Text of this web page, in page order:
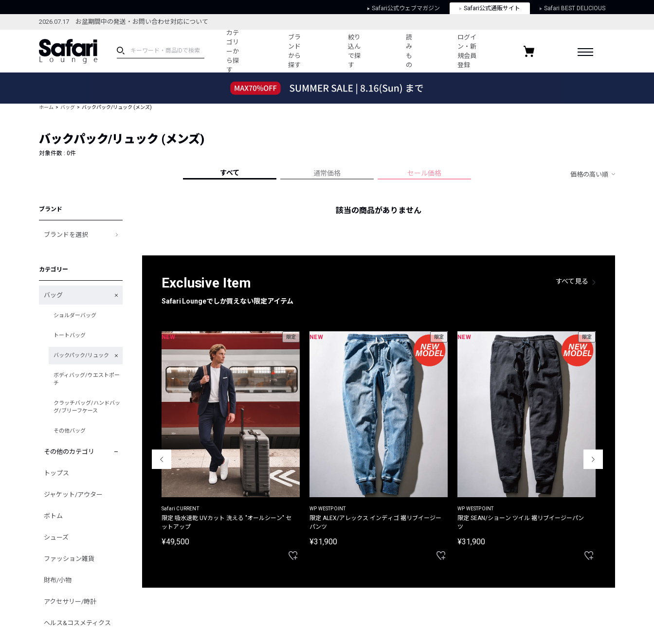
Safari公式ウェブマガジン Safari公式通販サイト Safari BEST DELICIOUS
2026.07.17 お盆期間中の発送・お問い合わせ対応について
カテ
ゴリ
ーか
ら探
す
ブラ
ンド
から
探す
絞り
込ん
で探
す
読
み
も
の
ログイ
ン・新
規会員
登録
ブランドから探す
新着アイテム
編集部のおすすめアイテム
コーディネート
すべての記事
人気記事ランキング
フォーカスブランド
プライバシーポリシー
お気に入りブランド
ホーム バッグ バックパック/リュック (メンズ)
バックパック/リュック (メンズ)
対象件数 : 0件
すべて 通常価格 セール価格 価格の高い順
ブランド
ブランドを選択
カテゴリー
バッグ
ショルダーバッグ
トートバッグ
バックパック/リュック
ボディバッグ/ウエストポー
チ
クラッチバッグ/ハンドバッ
グ/ブリーフケース
その他バッグ
その他のカテゴリ
トップス
ジャケット/アウター
ボトム
シューズ
ファッション雑貨
財布/小物
アクセサリー/時計
ヘルス&コスメティクス
該当の商品がありません
Exclusive Item
Safari Loungeでしか買えない限定アイテム
すべて見る
別注限定 フード付き チェックシャツジャケット
NEW 限定
Safari CURRENT
限定 吸水速乾 UVカット 洗える "オールシーン" セ
ットアップ
¥49,500
NEW 限定
WP WESTPOINT
限定 ALEX/アレックス インディゴ 裾リブイージー
パンツ
¥31,900
NEW 限定
WP WESTPOINT
限定 SEAN/ショーン ツイル 裾リブイージーパン
ツ
¥31,900